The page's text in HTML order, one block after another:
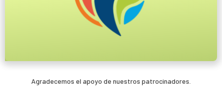
Agradecemos el apoyo de nuestros patrocinadores.